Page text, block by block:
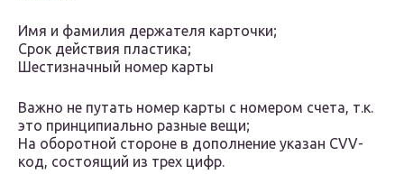
Имя и фамилия держателя карточки;
Срок действия пластика;
Шестизначный номер карты
Важно не путать номер карты с номером счета, т.к.
это принципиально разные вещи;
На оборотной стороне в дополнение указан CVV-
код, состоящий из трех цифр.